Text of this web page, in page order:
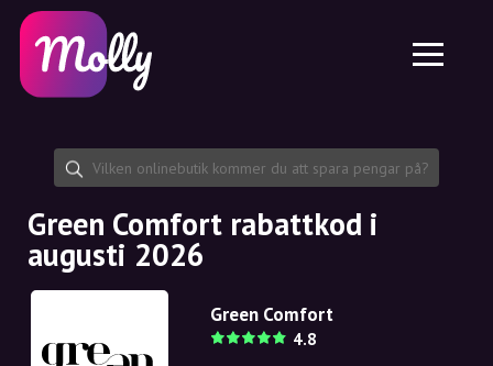
Hudvård
Hårvård
Dela rabattkod
Funktioner
Jobb
Om oss
Samarbete
Plattform
Molly till iPhone och iPad
Molly till Android
SE
EN
NO
NL
Green Comfort rabattkod i
augusti 2026
Green Comfort
4.8